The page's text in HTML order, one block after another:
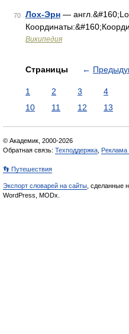
70 Лох-Эрн —
Википедия
Страницы ←
1 2 3 4
10
11 12 13
© Академик, 2000-2026
Обратная связь: Техподдержка Реклама
👣 Путешествия
Экспорт словарей на сайты , сделанные
WordPress, MODx.